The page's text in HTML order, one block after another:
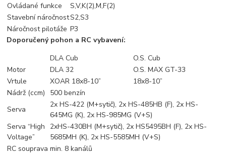
Ovládané funkce
S,V,K(2),M,F(2)
Stavební náročnostS2,S3
Náročnost pilotáže P3
Doporučený pohon a RC vybavení:
DLA Cub
O.S. Cub
Motor
DLA 32
O.S. MAX GT-33
Vrtule
XOAR 18x8-10”
18x8-10”
Nádrž (ccm)
500 benzín
Serva
2x HS-422 (M+sytič), 2x HS-485HB (F), 2x HS-
645MG (K), 2x HS-985MG (V+S)
Serva “High
Voltage”
2xHS-430BH (M+sytič), 2x HS5495BH (F), 2x HS-
5685MH (K), 2x HS-5585MH (V+S)
RC souprava min. 8 kanálů